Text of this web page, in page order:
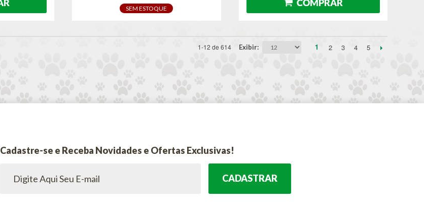
SEM ESTOQUE
1-12 de 614 Exibir 1 2 3 4 5
Cadastre-se e Receba Novidades e Ofertas Exclusivas!
CADASTRAR